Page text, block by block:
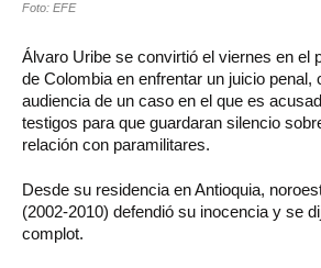
Foto: EFE
Álvaro Uribe se convirtió el viernes en el
de Colombia en enfrentar un juicio penal,
audiencia de un caso en el que es
testigos para que guardaran silencio
relación con paramilitares.
Desde su residencia en Antioquia,
(2002-2010) defendió su inocencia y se
complot.